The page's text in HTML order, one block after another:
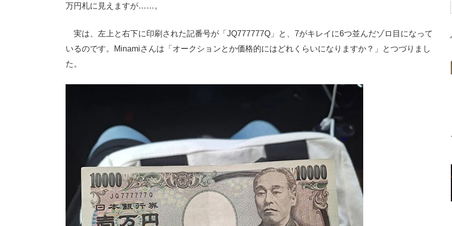
万円札に見えますが……。
実は、左上と右下に印刷された記番号が「JQ777777Q」と、7がキレイに6つ並んだゾロ目になって
いるのです。Minamiさんは「オークションとか価格的にはどれくらいになりますか？」とつづりまし
た。